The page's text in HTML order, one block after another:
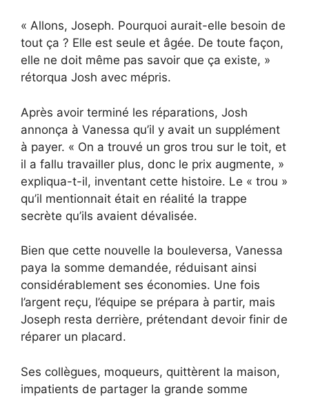
« Allons, Joseph. Pourquoi aurait-elle besoin de
tout ça ? Elle est seule et âgée. De toute façon,
elle ne doit même pas savoir que ça existe, »
rétorqua Josh avec mépris.
Après avoir terminé les réparations, Josh
annonça à Vanessa qu’il y avait un supplément
à payer. « On a trouvé un gros trou sur le toit, et
il a fallu travailler plus, donc le prix augmente, »
expliqua-t-il, inventant cette histoire. Le « trou »
qu’il mentionnait était en réalité la trappe
secrète qu’ils avaient dévalisée.
Bien que cette nouvelle la bouleversa, Vanessa
paya la somme demandée, réduisant ainsi
considérablement ses économies. Une fois
l’argent reçu, l’équipe se prépara à partir, mais
Joseph resta derrière, prétendant devoir finir de
réparer un placard.
Ses collègues, moqueurs, quittèrent la maison,
impatients de partager la grande somme